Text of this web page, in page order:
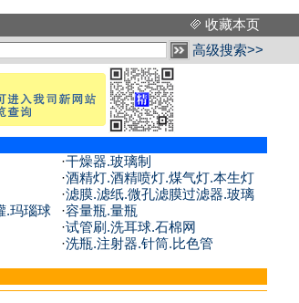
收藏本页
高级搜索>>
·干燥器.玻璃制
·酒精灯.酒精喷灯.煤气灯.本生灯
·滤膜.滤纸.微孔滤膜过滤器.玻璃
.玛瑙球 ·容量瓶.量瓶
·试管刷.洗耳球.石棉网
·洗瓶.注射器.针筒.比色管